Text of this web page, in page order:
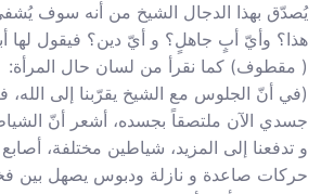
يُصدّق بهذا الدجال الشيخ من أنه سوف
هذا؟ وأيّ أبٍ جاهلٍ؟ و أيّ دين؟ فيقول لها
( مقطوف) كما نقرأ من لسان حال المرأة:
(في أنّ الجلوس مع الشيخ يقرّبنا إلى
جسدي الآن ملتصقاً بجسده، أشعر أنّ
و تدفعنا إلى المزيد، شياطين مختلفة،
حركات صاعدة و نازلة ودبوس يصهل بين